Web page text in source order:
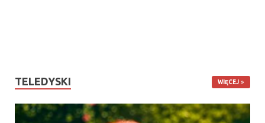
TELEDYSKI WIĘCEJ